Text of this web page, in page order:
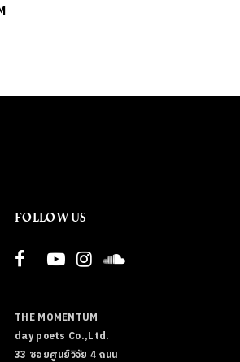
FOLLOW US
THE MOMENTUM
day poets Co.,Ltd.
33 ซอยศูนย์วิจัย 4 ถนน